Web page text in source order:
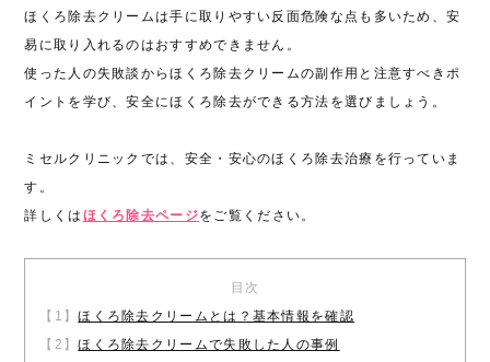
ほくろ除去クリームは手に取りやすい反面危険な点も多いため、安
易に取り入れるのはおすすめできません。
使った人の失敗談からほくろ除去クリームの副作用と注意すべきポ
イントを学び、安全にほくろ除去ができる方法を選びましょう。
ミセルクリニックでは、安全・安心のほくろ除去治療を行っていま
す。
詳しくは ほくろ除去ページをご覧ください。
目次
【1】ほくろ除去クリームとは？基本情報を確認
【2】ほくろ除去クリームで失敗した人の事例